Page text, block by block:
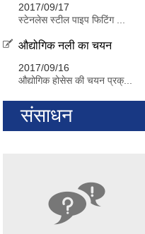
2017/09/17
स्टेनलेस स्टील पाइप फिटिंग ...
औद्योगिक नली का चयन
2017/09/16
औद्योगिक होसेस की चयन प्रक्...
संसाधन